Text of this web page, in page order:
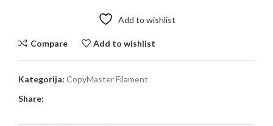
Add to wishlist
Compare Add to wishlist
Kategorija: CopyMaster Filament
Share: